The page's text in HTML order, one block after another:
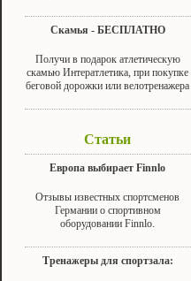
Скамья - БЕСПЛАТНО
Получи в подарок атлетическую
скамью Интератлетика, при покупке
беговой дорожки или велотренажера
Статьи
Европа выбирает Finnlo
Отзывы известных спортсменов
Германии о спортивном
оборудовании Finnlo.
Тренажеры для спортзала: